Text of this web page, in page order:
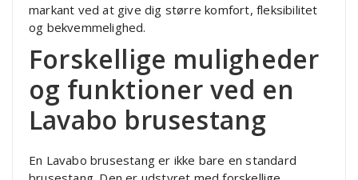
markant ved at give dig større komfort, fleksibilitet
og bekvemmelighed.
Forskellige muligheder
og funktioner ved en
Lavabo brusestang
En Lavabo brusestang er ikke bare en standard